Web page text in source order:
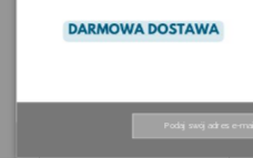
Donica gabionowa prosta
Gabionowe donice proste
wszelkie czynniki
ocynkiem. Pustą przestrzeń
szkłem, drewnem, szyszkami,
tylko podsunie Ci Twoja
ogrodowe ma wiele zalet, takich